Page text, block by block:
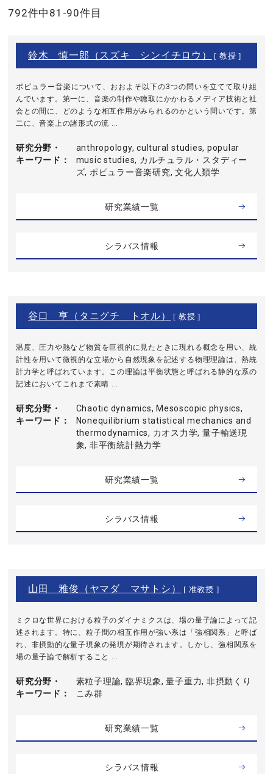
792件中81-90件目
鈴木 慎一郎（スズキ シンイチロウ） [ 教授 ]
ポピュラー音楽について、おおよそ以下の3つの問いを立てて取り組
んでいます。第一に、音楽の制作や聴取にかかわるメディア技術と社
会との間に、どのような相互作用がみられるのかという問いです。第
二に、音楽上の諸形式の流 ...
研究分野・
キーワード
anthropology, cultural studies, popular
music studies, カルチュラル・スタディー
ズ, ポピュラー音楽研究, 文化人類学
研究業績一覧
シラバス情報
谷口 亨（タニグチ トオル） [ 教授 ]
温度、圧力や熱など物質を巨視的に見たときに現れる概念を用い、統
計性を用いて微視的な立場から自然現象を記述する物理理論は、熱統
計力学と呼ばれています。この理論は平衡状態と呼ばれる静的な系の
記述においてこれまで素晴 ...
研究分野・
キーワード
Chaotic dynamics, Mesoscopic physics,
Nonequilibrium statistical mechanics and
thermodynamics, カオス力学, 量子輸送現
象, 非平衡統計熱力学
研究業績一覧
シラバス情報
山田 雅俊（ヤマダ マサトシ） [ 准教授 ]
ミクロな世界における粒子のダイナミクスは、場の量子論によって記
述されます。特に、粒子間の相互作用が強い系は「強相関系」と呼ば
れ、非摂動的な量子現象の発現が期待されます。しかし、強相関系を
場の量子論で解析すること ...
研究分野・
キーワード
素粒子理論, 臨界現象, 量子重力, 非摂動くり
こみ群
研究業績一覧
シラバス情報